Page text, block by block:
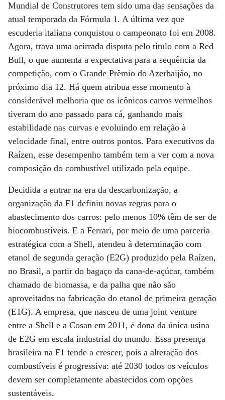
Mundial de Construtores tem sido uma das sensações da
atual temporada da Fórmula 1. A última vez que
escuderia italiana conquistou o campeonato foi em 2008.
Agora, trava uma acirrada disputa pelo título com a Red
Bull, o que aumenta a expectativa para a sequência da
competição, com o Grande Prêmio do Azerbaijão, no
próximo dia 12. Há quem atribua esse momento à
considerável melhoria que os icônicos carros vermelhos
tiveram do ano passado para cá, ganhando mais
estabilidade nas curvas e evoluindo em relação à
velocidade final, entre outros pontos. Para executivos da
Raízen, esse desempenho também tem a ver com a nova
composição do combustível utilizado pela equipe.
Decidida a entrar na era da descarbonização, a
organização da F1 definiu novas regras para o
abastecimento dos carros: pelo menos 10% têm de ser de
biocombustíveis. E a Ferrari, por meio de uma parceria
estratégica com a Shell, atendeu à determinação com
etanol de segunda geração (E2G) produzido pela Raízen,
no Brasil, a partir do bagaço da cana-de-açúcar, também
chamado de biomassa, e da palha que não são
aproveitados na fabricação do etanol de primeira geração
(E1G). A empresa, que nasceu de uma joint venture
entre a Shell e a Cosan em 2011, é dona da única usina
de E2G em escala industrial do mundo. Essa presença
brasileira na F1 tende a crescer, pois a alteração dos
combustíveis é progressiva: até 2030 todos os veículos
devem ser completamente abastecidos com opções
sustentáveis.